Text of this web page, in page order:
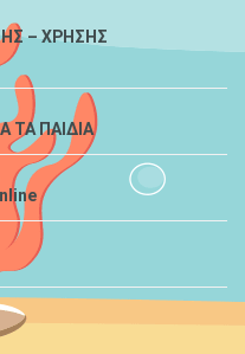
– ΧΡΗΣΗΣ
ΤΑ ΠΑΙΔΙΑ